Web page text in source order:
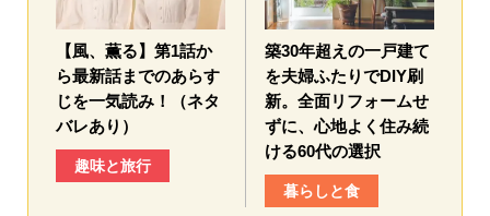
【風、薫る】第1話か
ら最新話までのあらす
じを一気読み！（ネタ
バレあり）
趣味と旅行
築30年超えの一戸建て
を夫婦ふたりでDIY刷
新。全面リフォームせ
ずに、心地よく住み続
ける60代の選択
暮らしと食